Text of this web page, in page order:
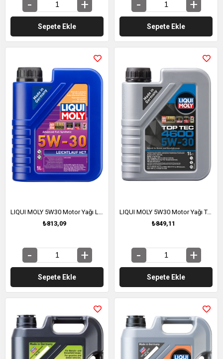
Sepete Ekle Sepete Ekle
LIQUI MOLY 5W30 Motor Yağı Leichtlauf HC7 1 Litre (8541)
₺813,09
Sepete Ekle
LIQUI MOLY 5W30 Motor Yağı Tam Sentetik TOP TEC 4600 1 Litre (2315)
₺849,11
Sepete Ekle